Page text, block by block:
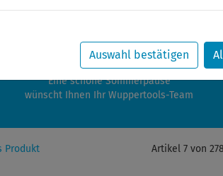
Sommerferien
28.07.2026 und 21.08.2026 machen auch wir
in diesem Zeitraum werden ab dem
Eine schöne Sommerpause
wünscht Ihnen Ihr Wuppertools-Team
Produkt Artikel 7 von 278
Auswahl bestätigen